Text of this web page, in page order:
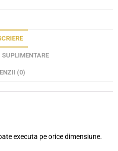
(0)
executa pe orice dimensiune.